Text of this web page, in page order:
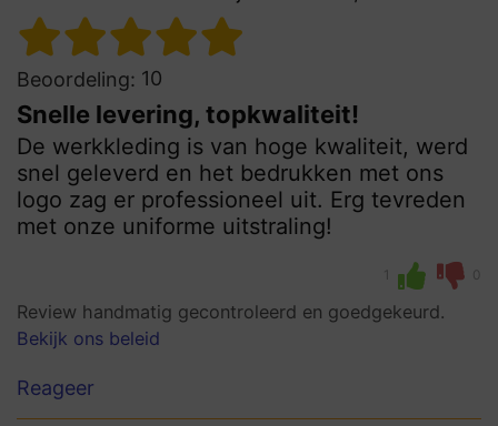
Beoordeling: 10
Snelle levering, topkwaliteit!
De werkkleding is van hoge kwaliteit, werd
snel geleverd en het bedrukken met ons
logo zag er professioneel uit. Erg tevreden
met onze uniforme uitstraling!
1 0
Review handmatig gecontroleerd en goedgekeurd.
Bekijk ons beleid
Reageer